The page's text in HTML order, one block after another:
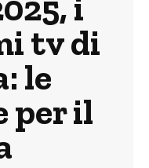
tv di
le
per il